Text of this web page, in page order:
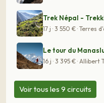
Trek Népal -
17 j · 3 550 € · Terres
Le tour du
16 j · 3 395 € · Allibert
Voir tous les 9 circuits